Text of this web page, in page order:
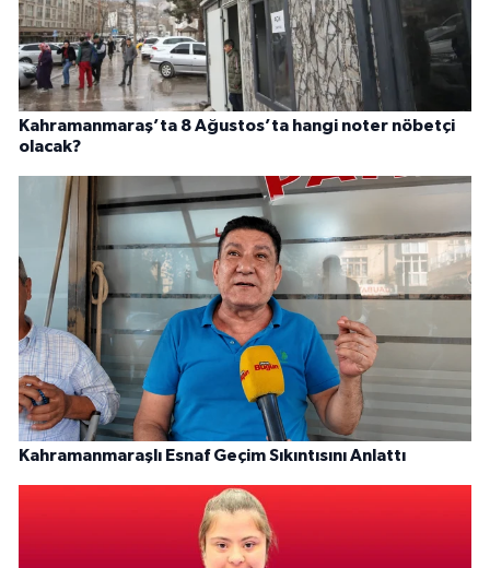
Kahramanmaraş’ta 8 Ağustos’ta hangi noter nöbetçi
olacak?
Kahramanmaraşlı Esnaf Geçim Sıkıntısını Anlattı